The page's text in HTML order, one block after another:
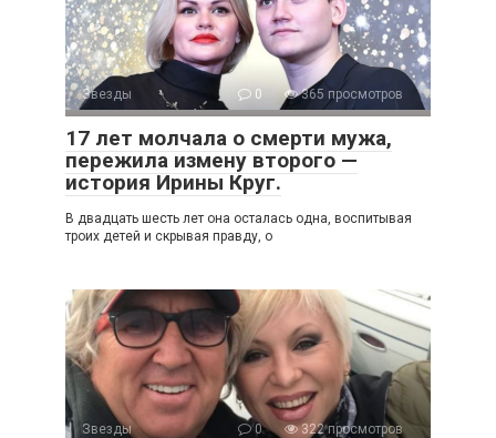
Звезды 0 365 просмотров
17 лет молчала о смерти мужа,
пережила измену второго —
история Ирины Круг.
В двадцать шесть лет она осталась одна, воспитывая
троих детей и скрывая правду, о
Звезды 0 322 просмотров